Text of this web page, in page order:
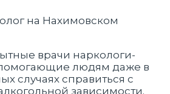
на Нахимовском
врачи наркологи-
людям даже в
случаях справиться с
зависимости.